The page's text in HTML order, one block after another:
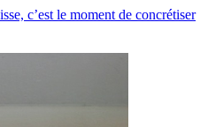
c’est le moment de concrétiser